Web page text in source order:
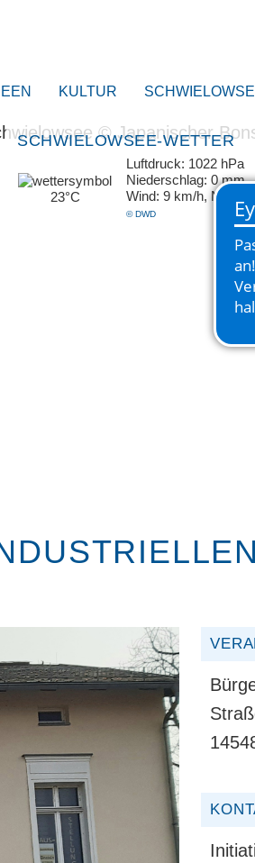
KULTUR
SCHWIELOWSEE-WETTER
23°C
Luftdruck: 1022 hPa
Niederschlag: 0 mm
Wind: 9 km/h, NW
© DWD